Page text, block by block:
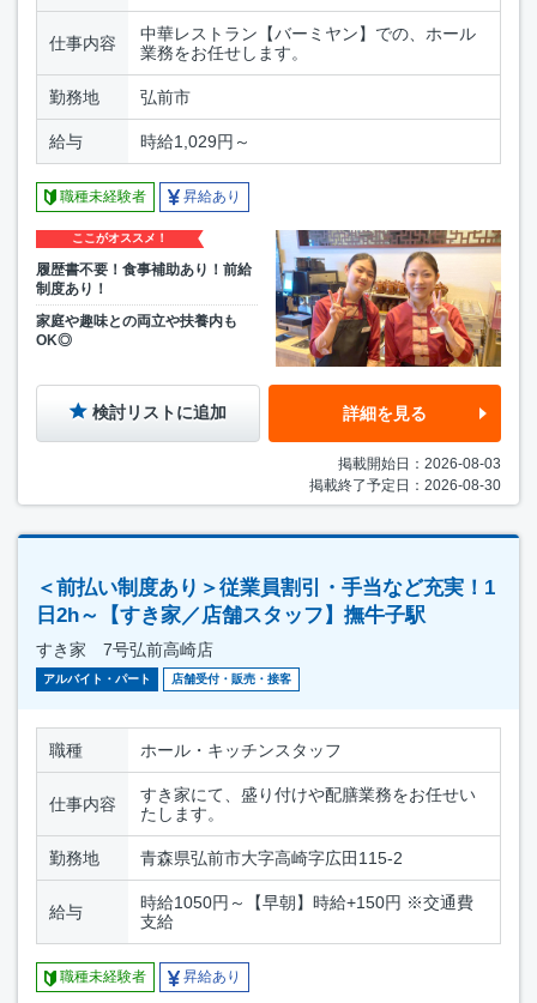
仕事内容
中華レストラン【バーミヤン】での、ホール
業務をお任せします。
勤務地 弘前市
給与 時給1,029円～
職種未経験者 昇給あり
ここがオススメ！
履歴書不要！食事補助あり！前給
制度あり！
家庭や趣味との両立や扶養内も
OK◎
検討リストに追加 詳細を見る
掲載開始日：2026-08-03
掲載終了予定日：2026-08-30
＜前払い制度あり＞従業員割引・手当など充実！1
日2h～【すき家／店舗スタッフ】撫牛子駅
すき家 7号弘前高崎店
アルバイト・パート 店舗受付・販売・接客
職種 ホール・キッチンスタッフ
仕事内容
すき家にて、盛り付けや配膳業務をお任せい
たします。
勤務地 青森県弘前市大字高崎字広田115-2
給与
時給1050円～【早朝】時給+150円 ※交通費
支給
職種未経験者 昇給あり